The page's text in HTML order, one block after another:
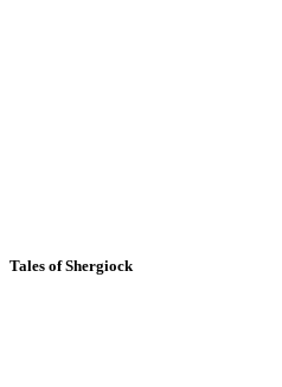
Tales of Shergiock